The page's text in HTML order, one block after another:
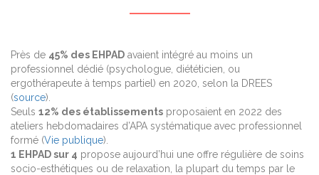
Près de 45% des EHPAD avaient intégré au moins un
professionnel dédié (psychologue, diététicien, ou
ergothérapeute à temps partiel) en 2020, selon la DREES
(source).
Seuls 12% des établissements proposaient en 2022 des
ateliers hebdomadaires d’APA systématique avec professionnel
formé (Vie publique).
1 EHPAD sur 4 propose aujourd’hui une offre régulière de soins
socio-esthétiques ou de relaxation, la plupart du temps par le